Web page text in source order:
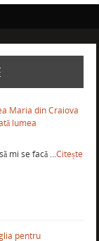
Maria din Craiova
lumea
mi se facă …Citește
pentru